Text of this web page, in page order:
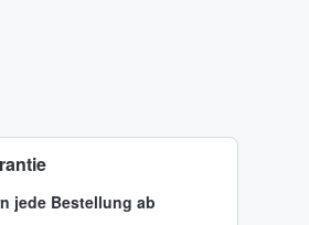
jede Bestellung ab